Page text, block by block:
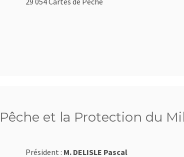
et la Protection du
Président : M. DELISLE Pascal